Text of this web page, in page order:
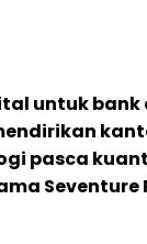
untuk
pasca
Seventure